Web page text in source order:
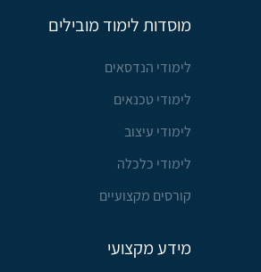
מוסדות לימוד מובילים
לימודי הנדסאים
לימודי טכנאים
לימודי עיצוב
לימודי כלכלה
קורסים מקצועיים
מידע מקצועי